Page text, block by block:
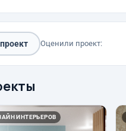
Оценили проект:
ИНТЕРЬЕРОВ